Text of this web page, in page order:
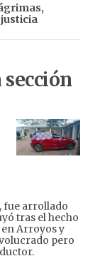
fue arrollado
tras el hecho
Arroyos y
pero